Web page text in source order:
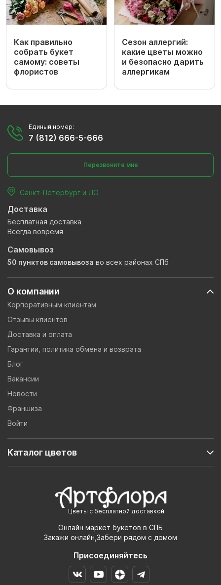
Как правильно
собрать букет
самому: советы
флористов
Сезон аллергий:
какие цветы можно
и безопасно дарить
аллергикам
Цветы с бесплатной доставкой!
Онлайн маркет букетов в СПБ
Закажи онлайн,Забери рядом с домом
Присоединяйтесь
О компании
Корпоративным клиентам
Отзывы клиентов
Доставка и оплата
Гарантии, политика обмена и возврата
Блог
Вакансии
Новости
Франшиза
Войти
Каталог цветов
Единый номер:
7 (812) 666-5-666
Перезвоните мне
Санкт-Петербург и ЛО
Доставка
Бесплатная доставка
Всегда вовремя
Самовывоз
50 пунктов самовывоза во всех районах СПб